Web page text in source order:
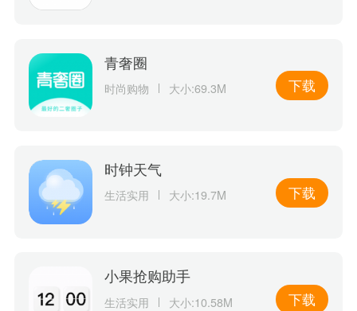
青奢圈
时尚购物 大小:69.3M 下载
时钟天气
生活实用 大小:19.7M 下载
小果抢购助手
生活实用 大小:10.58M 下载